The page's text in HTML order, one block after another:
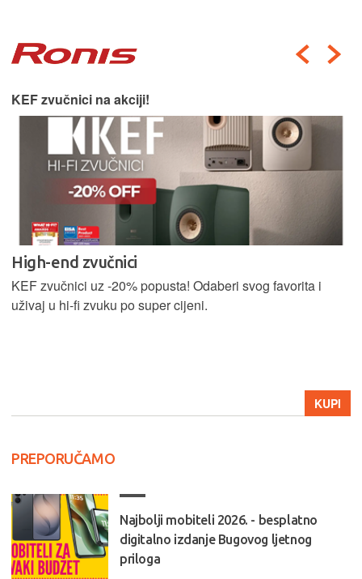
KEF zvučnici na akciji!
High-end zvučnici
KEF zvučnici uz -20% popusta! Odaberi svog favorita i
uživaj u hi-fi zvuku po super cijeni.
KUPI
PREPORUČAMO
Najbolji mobiteli 2026. - besplatno
digitalno izdanje Bugovog ljetnog
priloga